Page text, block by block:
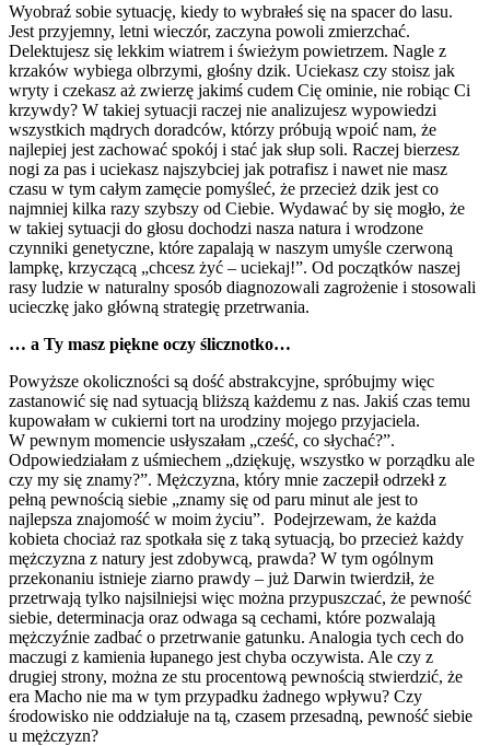
Wyobraź sobie sytuację, kiedy to wybrałeś się na spacer do lasu.
Jest przyjemny, letni wieczór, zaczyna powoli zmierzchać.
Delektujesz się lekkim wiatrem i świeżym powietrzem. Nagle z
krzaków wybiega olbrzymi, głośny dzik. Uciekasz czy stoisz jak
wryty i czekasz aż zwierzę jakimś cudem Cię ominie, nie robiąc Ci
krzywdy? W takiej sytuacji raczej nie analizujesz wypowiedzi
wszystkich mądrych doradców, którzy próbują wpoić nam, że
najlepiej jest zachować spokój i stać jak słup soli. Raczej bierzesz
nogi za pas i uciekasz najszybciej jak potrafisz i nawet nie masz
czasu w tym całym zamęcie pomyśleć, że przecież dzik jest co
najmniej kilka razy szybszy od Ciebie. Wydawać by się mogło, że
w takiej sytuacji do głosu dochodzi nasza natura i wrodzone
czynniki genetyczne, które zapalają w naszym umyśle czerwoną
lampkę, krzyczącą „chcesz żyć – uciekaj!”. Od początków naszej
rasy ludzie w naturalny sposób diagnozowali zagrożenie i stosowali
ucieczkę jako główną strategię przetrwania.
… a Ty masz piękne oczy ślicznotko…
Powyższe okoliczności są dość abstrakcyjne, spróbujmy więc
zastanowić się nad sytuacją bliższą każdemu z nas. Jakiś czas temu
kupowałam w cukierni tort na urodziny mojego przyjaciela.
W pewnym momencie usłyszałam „cześć, co słychać?”.
Odpowiedziałam z uśmiechem „dziękuję, wszystko w porządku ale
czy my się znamy?”. Mężczyzna, który mnie zaczepił odrzekł z
pełną pewnością siebie „znamy się od paru minut ale jest to
najlepsza znajomość w moim życiu”. Podejrzewam, że każda
kobieta chociaż raz spotkała się z taką sytuacją, bo przecież każdy
mężczyzna z natury jest zdobywcą, prawda? W tym ogólnym
przekonaniu istnieje ziarno prawdy – już Darwin twierdził, że
przetrwają tylko najsilniejsi więc można przypuszczać, że pewność
siebie, determinacja oraz odwaga są cechami, które pozwalają
mężczyźnie zadbać o przetrwanie gatunku. Analogia tych cech do
maczugi z kamienia łupanego jest chyba oczywista. Ale czy z
drugiej strony, można ze stu procentową pewnością stwierdzić, że
era Macho nie ma w tym przypadku żadnego wpływu? Czy
środowisko nie oddziałuje na tą, czasem przesadną, pewność siebie
u mężczyzn?